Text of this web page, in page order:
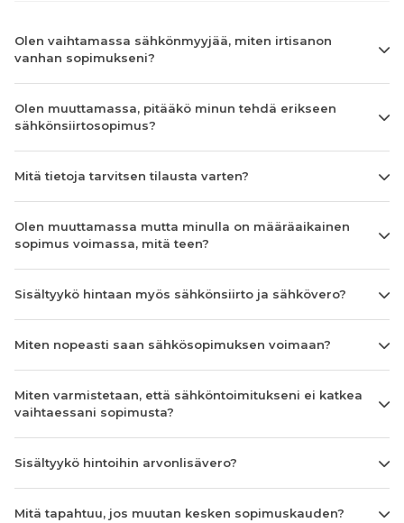
Olen vaihtamassa sähkönmyyjää, miten irtisanon
vanhan sopimukseni?
Olen muuttamassa, pitääkö minun tehdä erikseen
sähkönsiirtosopimus?
Mitä tietoja tarvitsen tilausta varten?
Olen muuttamassa mutta minulla on määräaikainen
sopimus voimassa, mitä teen?
Sisältyykö hintaan myös sähkönsiirto ja sähkövero?
Miten nopeasti saan sähkösopimuksen voimaan?
Miten varmistetaan, että sähköntoimitukseni ei katkea
vaihtaessani sopimusta?
Sisältyykö hintoihin arvonlisävero?
Mitä tapahtuu, jos muutan kesken sopimuskauden?